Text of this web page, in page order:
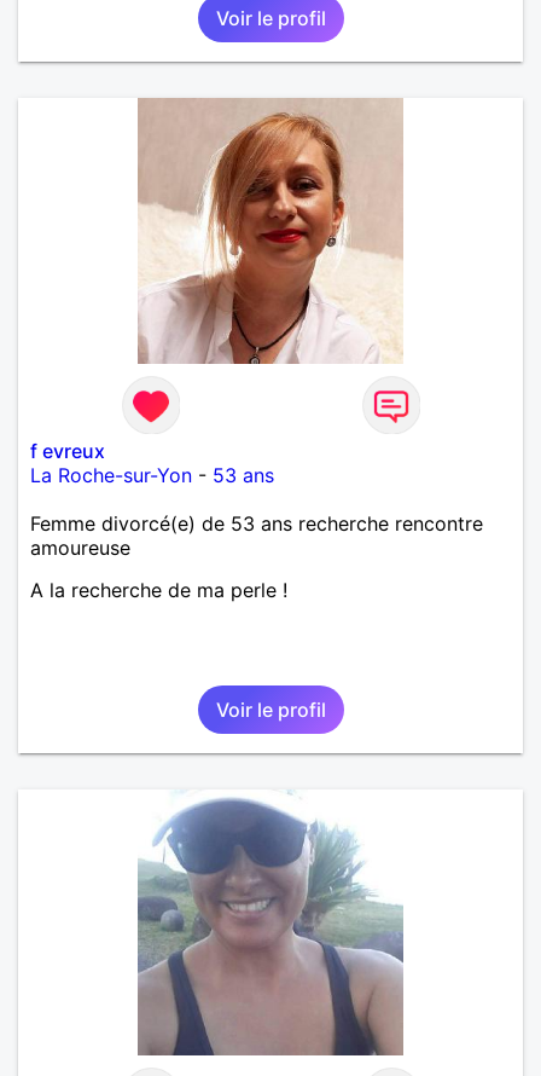
Voir le profil
f evreux
La Roche-sur-Yon - 53 ans
Femme divorcé(e) de 53 ans recherche rencontre
amoureuse
A la recherche de ma perle !
Voir le profil